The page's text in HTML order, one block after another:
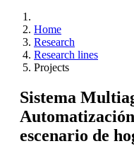
Home
Research
Research lines
Projects
Sistema
escenario de